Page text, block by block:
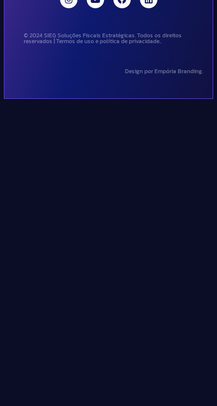
© 2024 SIEG Soluções Fiscais Estratégicas. Todos os direitos
reservados | Termos de uso e política de privacidade..
Design por Empória Branding.